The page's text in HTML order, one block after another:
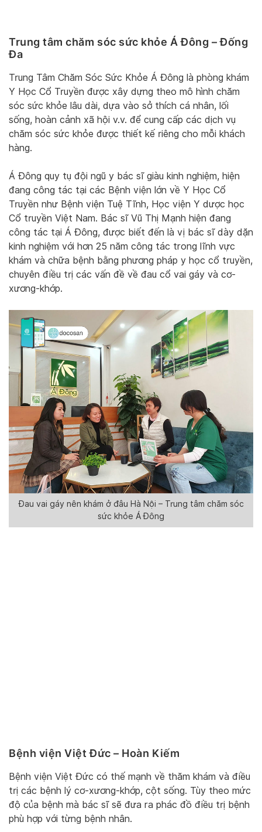
Trung tâm chăm sóc sức khỏe Á Đông – Đống
Đa
Trung Tâm Chăm Sóc Sức Khỏe Á Đông là phòng khám
Y Học Cổ Truyền được xây dựng theo mô hình chăm
sóc sức khỏe lâu dài, dựa vào sở thích cá nhân, lối
sống, hoàn cảnh xã hội v.v. để cung cấp các dịch vụ
chăm sóc sức khỏe được thiết kế riêng cho mỗi khách
hàng.
Á Đông quy tụ đội ngũ y bác sĩ giàu kinh nghiệm, hiện
đang công tác tại các Bệnh viện lớn về Y Học Cổ
Truyền như Bệnh viện Tuệ Tĩnh, Học viện Y dược học
Cổ truyền Việt Nam. Bác sĩ Vũ Thị Mạnh hiện đang
công tác tại Á Đông, được biết đến là vị bác sĩ dày dặn
kinh nghiệm với hơn 25 năm công tác trong lĩnh vực
khám và chữa bệnh bằng phương pháp y học cổ truyền,
chuyên điều trị các vấn đề về đau cổ vai gáy và cơ-
xương-khớp.
Đau vai gáy nên khám ở đâu Hà Nội – Trung tâm chăm sóc
sức khỏe Á Đông
Bệnh viện Việt Đức – Hoàn Kiếm
Bệnh viện Việt Đức có thế mạnh về thăm khám và điều
trị các bệnh lý cơ-xương-khớp, cột sống. Tùy theo mức
độ của bệnh mà bác sĩ sẽ đưa ra phác đồ điều trị bệnh
phù hợp với từng bệnh nhân.